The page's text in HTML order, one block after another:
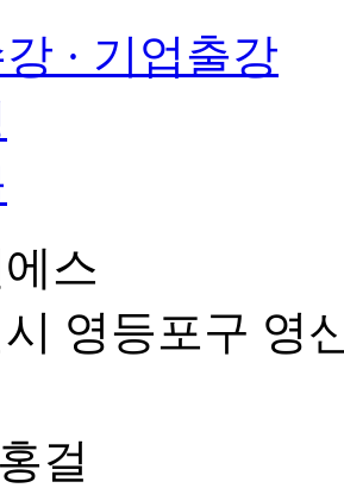
· 기업출강
스
영등포구 영
걸